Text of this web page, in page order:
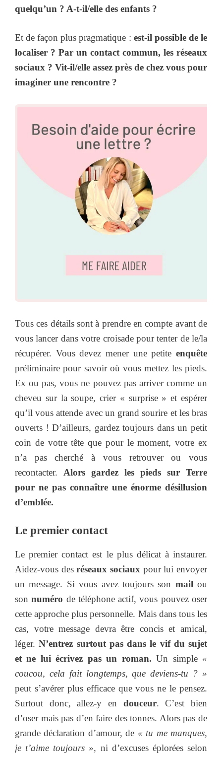
quelqu’un ? A-t-il/elle des enfants ?
Et de façon plus pragmatique : est-il possible de le
localiser ? Par un contact commun, les réseaux
sociaux ? Vit-il/elle assez près de chez vous pour
imaginer une rencontre ?
Tous ces détails sont à prendre en compte avant de
vous lancer dans votre croisade pour tenter de le/la
récupérer. Vous devez mener une petite enquête
préliminaire pour savoir où vous mettez les pieds.
Ex ou pas, vous ne pouvez pas arriver comme un
cheveu sur la soupe, crier « surprise » et espérer
qu’il vous attende avec un grand sourire et les bras
ouverts ! D’ailleurs, gardez toujours dans un petit
coin de votre tête que pour le moment, votre ex
n’a pas cherché à vous retrouver ou vous
recontacter. Alors gardez les pieds sur Terre
pour ne pas connaître une énorme désillusion
d’emblée.
Le premier contact
Le premier contact est le plus délicat à instaurer.
Aidez-vous desréseaux sociaux pour lui envoyer
un message. Si vous avez toujours son mail ou
sonnuméro de téléphone actif, vous pouvez oser
cette approche plus personnelle. Mais dans tous les
cas, votre message devra être concis et amical,
léger.N’entrez surtout pas dans le vif du sujet
et ne lui écrivez pas un roman. Un simple «
coucou, cela fait longtemps, que deviens-tu ? »
peut s’avérer plus efficace que vous ne le pensez.
Surtout donc, allez-y en douceur. C’est bien
d’oser mais pas d’en faire des tonnes. Alors pas de
grande déclaration d’amour, de « tu me manques,
je t’aime toujours », ni d’excuses éplorées selon